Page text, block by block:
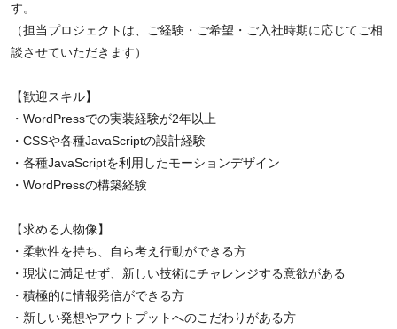
す。
（担当プロジェクトは、ご経験・ご希望・ご入社時期に応じてご相
談させていただきます）
【歓迎スキル】
・WordPressでの実装経験が2年以上
・CSSや各種JavaScriptの設計経験
・各種JavaScriptを利用したモーションデザイン
・WordPressの構築経験
【求める人物像】
・柔軟性を持ち、自ら考え行動ができる方
・現状に満足せず、新しい技術にチャレンジする意欲がある
・積極的に情報発信ができる方
・新しい発想やアウトプットへのこだわりがある方